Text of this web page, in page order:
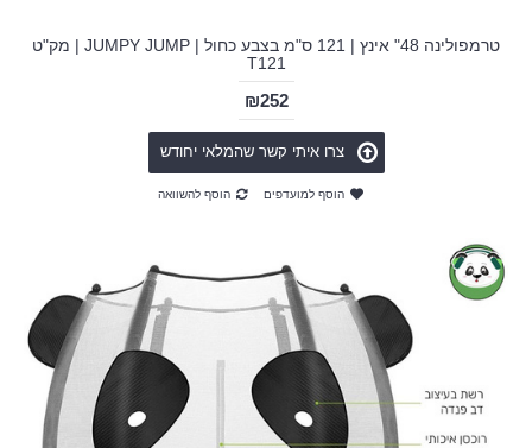
טרמפולינה 48" אינץ | 121 ס"מ בצבע כחול | JUMPY JUMP | מק"ט
T121
₪252
צרו איתי קשר שהמלאי יחודש
הוסף למועדפים הוסף להשוואה